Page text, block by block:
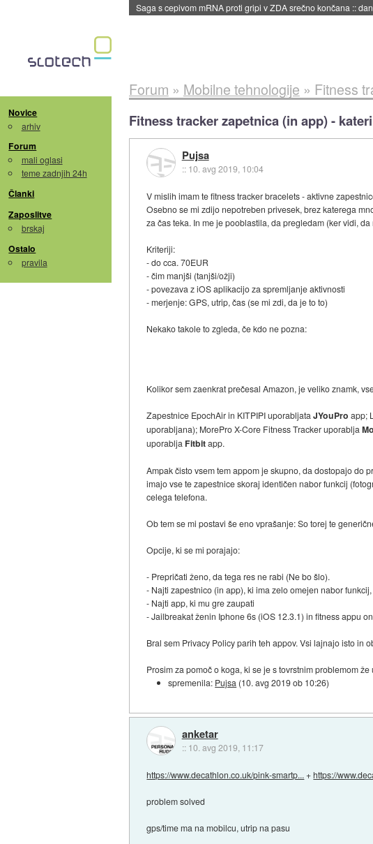
BMW v vozilih začel predvajati reklame::danes ob 06:09
Novice
arhiv
Forum
mali oglasi
teme zadnjih 24h
Članki
Zaposlitve
brskaj
Ostalo
pravila
Forum » Mobilne tehnologije » Fitness
Fitness tracker zapetnica (in app) -
Pujsa
:: 10. avg 2019, 10:04
V mislih imam te fitness tracker bracelets - aktivne
Osebno se mi zdijo nepotreben privesek, brez katerega
za čas teka. In me je pooblastila, da pregledam (ker vidi,
Kriteriji:
- do cca. 70EUR
- čim manjši (tanjši/ožji)
- povezava z iOS aplikacijo za spremljanje aktivnosti
- merjenje: GPS, utrip, čas (se mi zdi, da je to to)
Nekako takole to zgleda, če kdo ne pozna:
Kolikor sem zaenkrat prečesal Amazon, je veliko znamk,
Zapestnice EpochAir in KITPIPI uporabljataJYouPro app;
uporabljana); MorePro X-Core Fitness Tracker uporablja
uporablja Fitbitapp.
Ampak čisto vsem tem appom je skupno, da dostopajo do
imajo vse te zapestnice skoraj identičen nabor funkcij
celega telefona.
Ob tem se mi postavi še eno vprašanje: So torej te
Opcije, ki se mi porajajo:
- Prepričati ženo, da tega res ne rabi (Ne bo šlo).
- Najti zapestnico (in app), ki ima zelo omejen nabor
- Najti app, ki mu gre zaupati
- Jailbreakat ženin Iphone 6s (iOS 12.3.1) in fitness appu
Bral sem Privacy Policy parih teh appov. Vsi lajnajo isto in
Prosim za pomoč o koga, ki se je s tovrstnim problemom že
spremenila: Pujsa (10. avg 2019 ob 10:26)
anketar
:: 10. avg 2019, 11:17
https://www.decathlon.co.uk/pink-smartp... +https://
problem solved
gps/time ma na mobilcu, utrip na pasu